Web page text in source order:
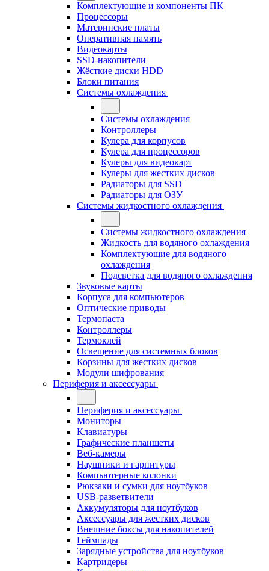
Комплектующие и компоненты ПК
Процессоры
Материнские платы
Оперативная память
Видеокарты
SSD-накопители
Жёсткие диски HDD
Блоки питания
Системы охлаждения
Системы охлаждения
Контроллеры
Кулера для корпусов
Кулера для процессоров
Кулеры для видеокарт
Кулеры для жестких дисков
Радиаторы для SSD
Радиаторы для ОЗУ
Системы жидкостного охлаждения
Системы жидкостного охлаждения
Жидкость для водяного охлаждения
Комплектующие для водяного
охлаждения
Подсветка для водяного охлаждения
Звуковые карты
Корпуса для компьютеров
Оптические приводы
Термопаста
Контроллеры
Термоклей
Освещение для системных блоков
Корзины для жестких дисков
Модули шифрования
Периферия и аксессуары
Периферия и аксессуары
Мониторы
Клавиатуры
Графические планшеты
Веб-камеры
Наушники и гарнитуры
Компьютерные колонки
Рюкзаки и сумки для ноутбуков
USB-разветвители
Аккумуляторы для ноутбуков
Аксессуары для жестких дисков
Внешние боксы для накопителей
Геймпады
Зарядные устройства для ноутбуков
Картридеры